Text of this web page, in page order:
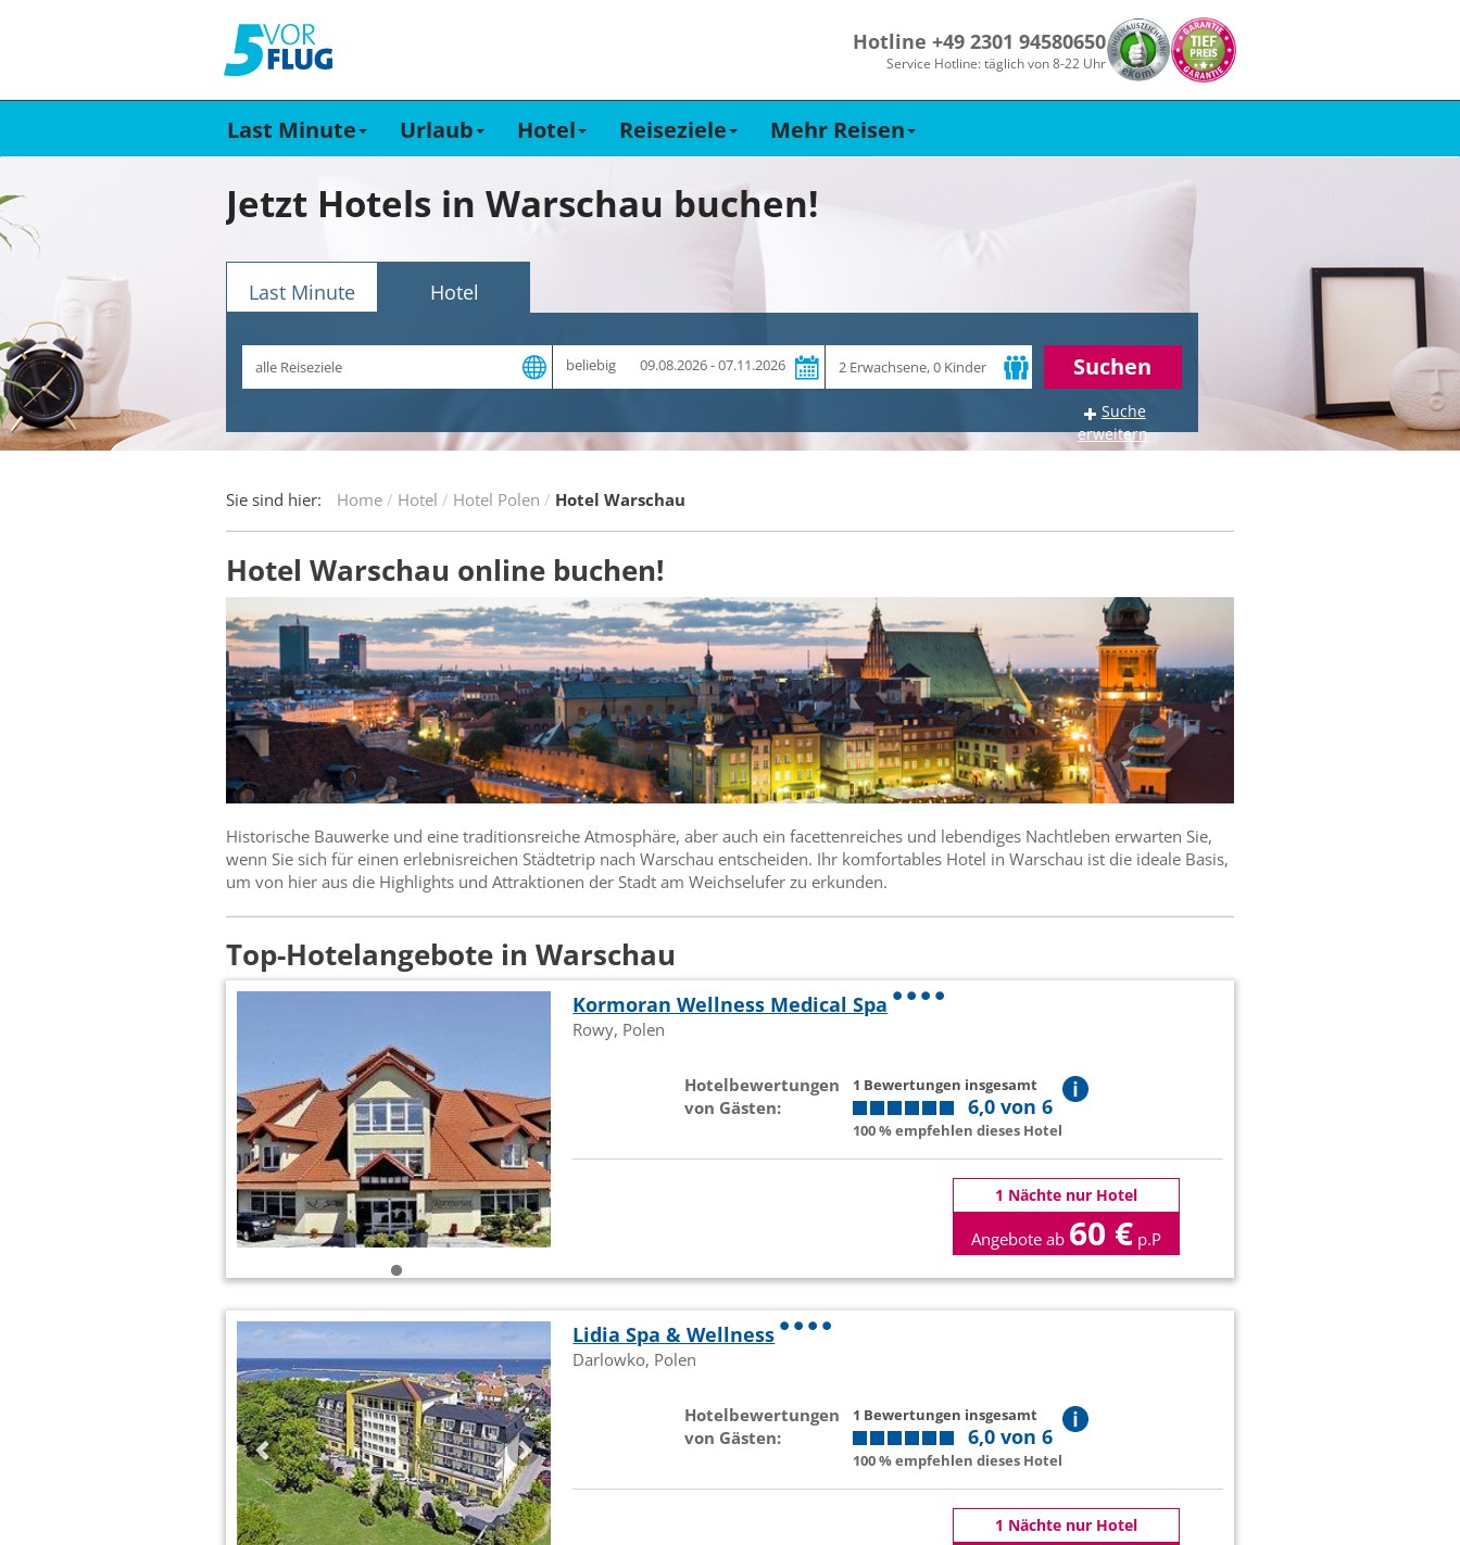
Hotline +49 2301 94580650
Service Hotline: täglich von 8-22 Uhr
Last Minute Urlaub Hotel Reiseziele Mehr Reisen
Jetzt Hotels in Warschau buchen!
Last Minute Hotel
Zeitraum
beliebig 09.08.2026 - 07.11.2026 Suchen
Suche
erweitern
Sie sind hier: Home Hotel Hotel Polen Hotel Warschau
Hotel Warschau online buchen!
Historische Bauwerke und eine traditionsreiche Atmosphäre, aber auch ein facettenreiches und lebendiges Nachtleben erwarten Sie,
wenn Sie sich für einen erlebnisreichen Städtetrip nach Warschau entscheiden. Ihr komfortables Hotel in Warschau ist die ideale Basis,
um von hier aus die Highlights und Attraktionen der Stadt am Weichselufer zu erkunden.
Top-Hotelangebote in Warschau
Kormoran Wellness Medical Spa
Rowy, Polen
Hotelbewertungen
von Gästen:
1 Bewertungen insgesamt
6,0 von 6
100 % empfehlen dieses Hotel
1 Nächte nur Hotel
Angebote ab 60 € p.P
Lidia Spa & Wellness
Darlowko, Polen
Hotelbewertungen
von Gästen:
1 Bewertungen insgesamt
6,0 von 6
100 % empfehlen dieses Hotel
1 Nächte nur Hotel